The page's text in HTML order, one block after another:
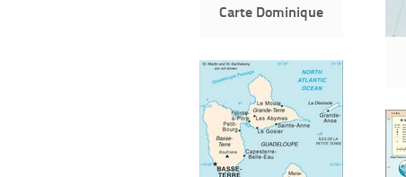
Carte Dominique